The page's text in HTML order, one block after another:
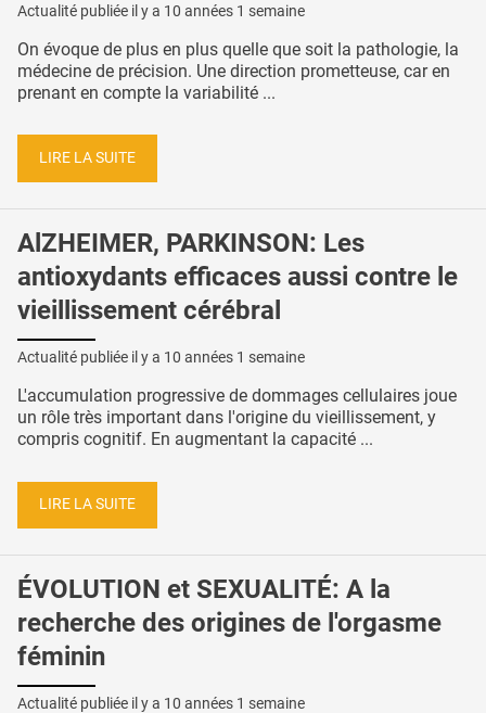
Actualité publiée il y a 10 années 1 semaine
On évoque de plus en plus quelle que soit la pathologie, la
médecine de précision. Une direction prometteuse, car en
prenant en compte la variabilité ...
LIRE LA SUITE
AlZHEIMER, PARKINSON: Les
antioxydants efficaces aussi contre le
vieillissement cérébral
Actualité publiée il y a 10 années 1 semaine
L'accumulation progressive de dommages cellulaires joue
un rôle très important dans l'origine du vieillissement, y
compris cognitif. En augmentant la capacité ...
LIRE LA SUITE
ÉVOLUTION et SEXUALITÉ: A la
recherche des origines de l'orgasme
féminin
Actualité publiée il y a 10 années 1 semaine